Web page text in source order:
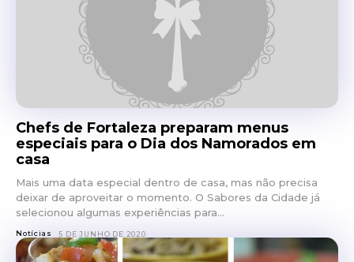
Chefs de Fortaleza preparam menus
especiais para o Dia dos Namorados em
casa
Mais uma data especial dentro de casa, mas não precisa
deixar de aproveitar o momento. O Sabores da Cidade já
selecionou algumas experiências para...
Notícias 5 DE JUNHO DE 2020